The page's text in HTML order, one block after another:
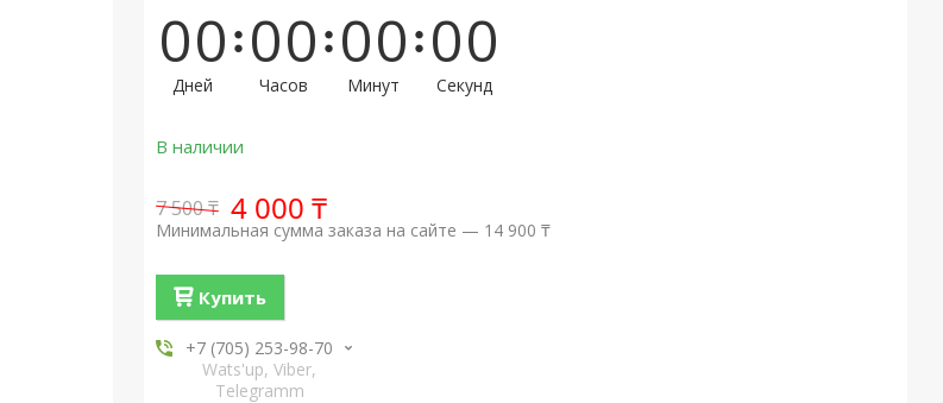
00
Дней
00
Часов
00
Минут
00
Секунд
В наличии
7 500 ₸ 4 000 ₸
Минимальная сумма заказа на сайте — 14 900 ₸
Купить
+7 (705) 253-98-70
Wats'up, Viber,
Telegramm